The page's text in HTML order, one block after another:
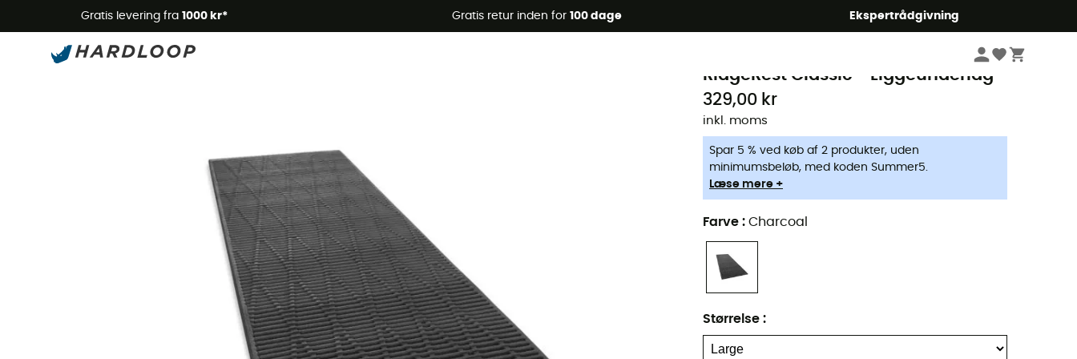
Gratis levering fra 1000 kr* Gratis retur inden for 100 dage Ekspertrådgivning
-5% Extra - Kode Summer5
Camping Sove Liggeunderlag
RidgeRest Classic - Liggeunderlag
329,00 kr
inkl. moms
Spar 5 % ved køb af 2 produkter, uden
minimumsbeløb, med koden Summer5.
Læse mere +
Farve : Charcoal
Størrelse :